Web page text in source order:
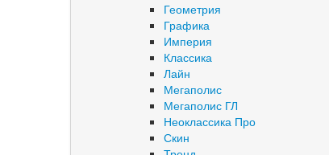
Геометрия
Графика
Империя
Классика
Лайн
Мегаполис
Мегаполис ГЛ
Неоклассика Про
Скин